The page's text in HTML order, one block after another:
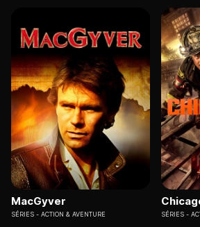
MacGyver
SÉRIES ACTION & AVENTURE SÉRIES